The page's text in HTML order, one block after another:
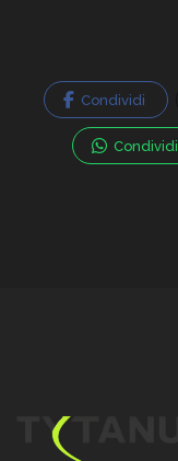
Condividi
Condividi